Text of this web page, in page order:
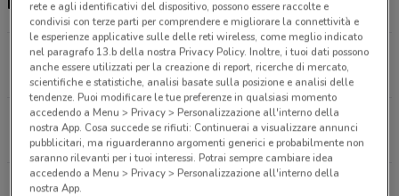
VIA REDENTORE 216 Caltanissetta Redentore
436 m
CHIUSO
Via Alcide De Gasperi, 69 Caltanissetta
620 m
CHIUSO
Via S. Giovanni Bosco, 180 Caltanissetta
rete e agli identificativi del dispositivo, possono essere raccolte e
condivisi con terze parti per comprendere e migliorare la connettività e
le esperienze applicative sulle delle reti wireless, come meglio indicato
nel paragrafo 13.b della nostra Privacy Policy. Inoltre, i tuoi dati possono
anche essere utilizzati per la creazione di report, ricerche di mercato,
scientifiche e statistiche, analisi basate sulla posizione e analisi delle
tendenze. Puoi modificare le tue preferenze in qualsiasi momento
accedendo a Menu > Privacy > Personalizzazione all'interno della
nostra App. Cosa succede se rifiuti: Continuerai a visualizzare annunci
pubblicitari, ma riguarderanno argomenti generici e probabilmente non
saranno rilevanti per i tuoi interessi. Potrai sempre cambiare idea
accedendo a Menu > Privacy > Personalizzazione all'interno della
nostra App.